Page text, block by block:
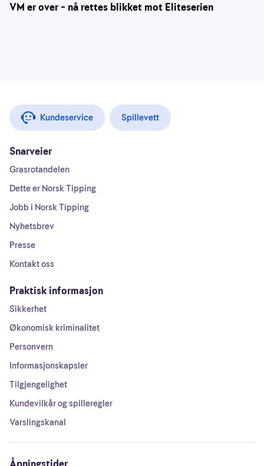
VM er over – nå rettes blikket mot Eliteserien
Kundeservice Spillevett
Snarveier
Grasrotandelen
Dette er Norsk Tipping
Jobb i Norsk Tipping
Nyhetsbrev
Presse
Kontakt oss
Praktisk informasjon
Sikkerhet
Økonomisk kriminalitet
Personvern
Informasjonskapsler
Tilgjengelighet
Kundevilkår og spilleregler
Varslingskanal